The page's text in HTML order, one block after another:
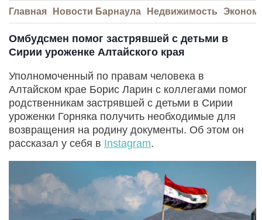
Главная Новости Барнаула Недвижимость
Омбудсмен помог застрявшей с детьми в
Сирии уроженке Алтайского края
Уполномоченный по правам человека в
Алтайском крае Борис Ларин с коллегами помог
родственникам застрявшей с детьми в Сирии
уроженки Горняка получить необходимые для
возвращения на родину документы. Об этом он
рассказал у себя в Instagram.